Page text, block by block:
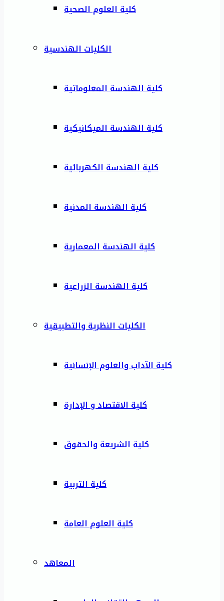
كلية العلوم الصحية
الكليات الهندسية
كلية الهندسة المعلوماتية
كلية الهندسة الميكانيكية
كلية الهندسة الكهربائية
كلية الهندسة المدنية
كلية الهندسة المعمارية
كلية الهندسة الزراعية
الكليات النظرية والتطبيقية
كلية الآداب والعلوم الإنسانية
كلية الاقتصاد و الإدارة
كلية الشريعة والحقوق
كلية التربية
كلية العلوم العامة
المعاهد